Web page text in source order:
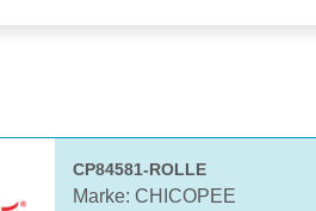
CP84581-ROLLE
Marke: CHICOPEE